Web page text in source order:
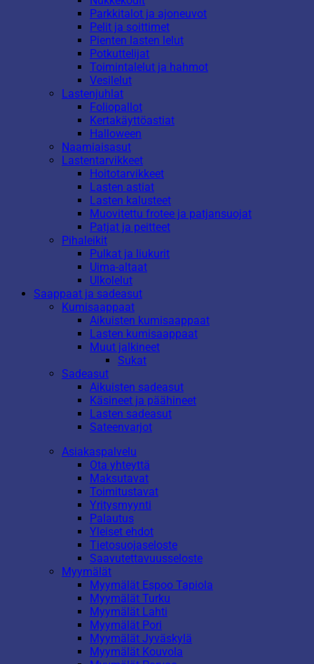
Parkkitalot ja ajoneuvot
Pelit ja soittimet
Pienten lasten lelut
Potkuttelijat
Toimintalelut ja hahmot
Vesilelut
Lastenjuhlat
Foliopallot
Kertakäyttöastiat
Halloween
Naamiaisasut
Lastentarvikkeet
Hoitotarvikkeet
Lasten astiat
Lasten kalusteet
Muovitettu frotee ja patjansuojat
Patjat ja peitteet
Pihaleikit
Pulkat ja liukurit
Uima-altaat
Ulkolelut
Saappaat ja sadeasut
Kumisaappaat
Aikuisten kumisaappaat
Lasten kumisaappaat
Muut jalkineet
Sukat
Sadeasut
Aikuisten sadeasut
Käsineet ja päähineet
Lasten sadeasut
Sateenvarjot
Asiakaspalvelu
Ota yhteyttä
Maksutavat
Toimitustavat
Yritysmyynti
Palautus
Yleiset ehdot
Tietosuojaseloste
Saavutettavuusseloste
Myymälät
Myymälät Espoo Tapiola
Myymälät Turku
Myymälät Lahti
Myymälät Pori
Myymälät Jyväskylä
Myymälät Kouvola